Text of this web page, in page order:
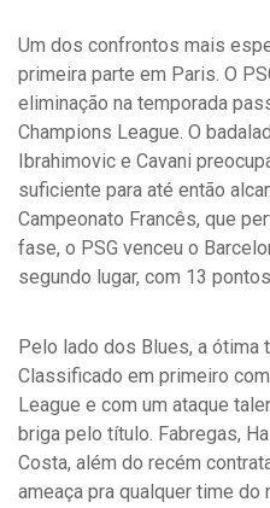
Um dos confrontos mais
primeira parte em Paris. O
eliminação na temporada
Champions League. O
Ibrahimovic e Cavani
suficiente para até então
Campeonato Francês, que
fase, o PSG venceu o
segundo lugar, com 13
Pelo lado dos Blues, a ótima
Classificado em primeiro
League e com um ataque
briga pelo título. Fabregas,
Costa, além do recém
ameaça pra qualquer time do